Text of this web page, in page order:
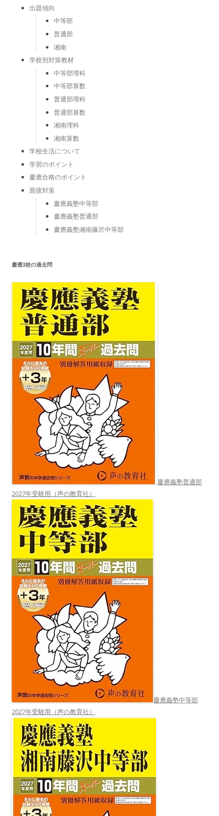
出題傾向
中等部
普通部
湘南
学校別対策教材
中等部理科
中等部算数
普通部理科
普通部算数
湘南理科
湘南算数
学校生活について
学習のポイント
慶應合格のポイント
面接対策
慶應義塾中等部
慶應義塾普通部
慶應義塾湘南藤沢中等部
慶應3校の過去問
慶應義塾普通部
2027年受験用（声の教育社）
慶應義塾中等部
2027年受験用（声の教育社）